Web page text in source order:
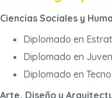
Ciencias Sociales y
Diplomado en
Diplomado en
Diplomado en
Arte, Diseño y